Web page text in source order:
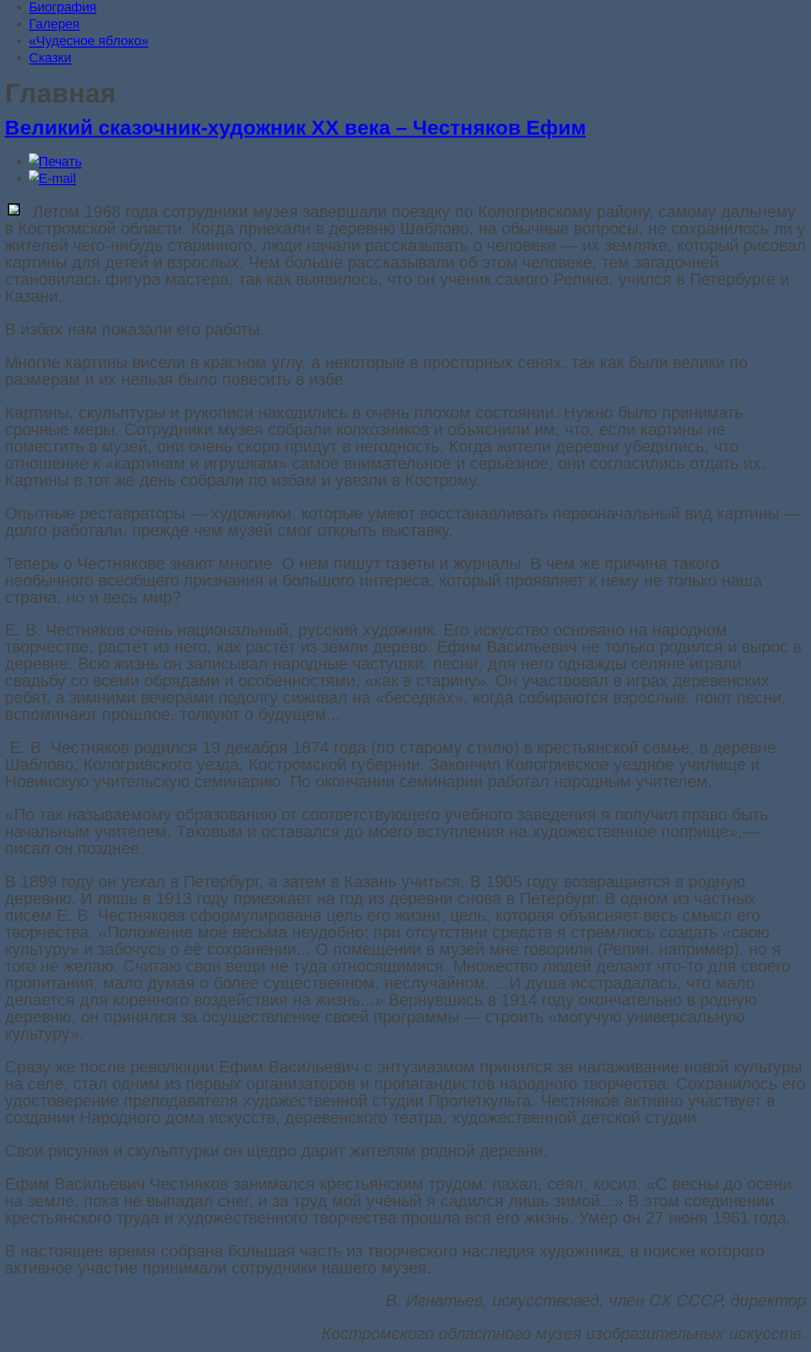
Биография
Галерея
«Чудесное яблоко»
Сказки
Главная
Великий сказочник-художник ХХ века – Честняков Ефим
Летом 1968 года сотрудники музея завершали поездку по Кологривскому району, самому дальнему
в Костромской области. Когда приехали в деревню Шаблово, на обычные вопросы, не сохранилось ли у
жителей чего-нибудь старинного, люди начали рассказывать о человеке — их земляке, который рисовал
картины для детей и взрослых. Чем больше рассказывали об этом человеке, тем загадочней
становилась фигура мастера, так как выявилось, что он ученик самого Репина, учился в Петербурге и
Казани.
В избах нам показали его работы.
Многие картины висели в красном углу, а некоторые в просторных сенях, так как были велики по
размерам и их нельзя было повесить в избе.
Картины, скульптуры и рукописи находились в очень плохом состоянии. Нужно было принимать
срочные меры. Сотрудники музея собрали колхозников и объяснили им, что, если картины не
поместить в музей, они очень скоро придут в негодность. Когда жители деревни убедились, что
отношение к «картинам и игрушкам» самое внимательное и серьёзное, они согласились отдать их.
Картины в тот же день собрали по избам и увезли в Кострому.
Опытные реставраторы — художники, которые умеют восстанавливать первоначальный вид картины —
долго работали, прежде чем музей смог открыть выставку.
Теперь о Честнякове знают многие. О нём пишут газеты и журналы. В чём же причина такого
необычного всеобщего признания и большого интереса, который проявляет к нему не только наша
страна, но и весь мир?
Е. В. Честняков очень национальный, русский художник. Его искусство основано на народном
творчестве, растёт из него, как растёт из земли дерево. Ефим Васильевич не только родился и вырос в
деревне. Всю жизнь он записывал народные частушки, песни, для него однажды селяне играли
свадьбу со всеми обрядами и особенностями, «как в старину». Он участвовал в играх деревенских
ребят, а зимними вечерами подолгу сиживал на «беседках», когда собираются взрослые, поют песни,
вспоминают прошлое, толкуют о будущем...
Е. В. Честняков родился 19 декабря 1874 года (по старому стилю) в крестьянской семье, в деревне
Шаблово, Кологривского уезда, Костромской губернии. Закончил Кологривское уездное училище и
Новинскую учительскую семинарию. По окончании семинарии работал народным учителем.
«По так называемому образованию от соответствующего учебного заведения я получил право быть
начальным учителем. Таковым и оставался до моего вступления на художественное поприще»,—
писал он позднее.
В 1899 году он уехал в Петербург, а затем в Казань учиться. В 1905 году возвращается в родную
деревню. И лишь в 1913 году приезжает на год из деревни снова в Петербург. В одном из частных
писем Е. В. Честнякова сформулирована цель его жизни, цель, которая объясняет весь смысл его
творчества. «Положение моё весьма неудобно: при отсутствии средств я стремлюсь создать «свою
культуру» и забочусь о её сохранении... О помещении в музей мне говорили (Репин, например), но я
того не желаю. Считаю свои вещи не туда относящимися. Множество людей делают что-то для своего
пропитания, мало думая о более существенном, неслучайном. ...И душа исстрадалась, что мало
делается для коренного воздействия на жизнь...» Вернувшись в 1914 году окончательно в родную
деревню, он принялся за осуществление своей программы — строить «могучую универсальную
культуру».
Сразу же после революции Ефим Васильевич с энтузиазмом принялся за налаживание новой культуры
на селе, стал одним из первых организаторов и пропагандистов народного творчества. Сохранилось его
удостоверение преподавателя художественной студии Пролеткульта. Честняков активно участвует в
создании Народного дома искусств, деревенского театра, художественной детской студии.
Свои рисунки и скульптурки он щедро дарит жителям родной деревни.
Ефим Васильевич Честняков занимался крестьянским трудом: пахал, сеял, косил. «С весны до осени
на земле, пока не выпадал снег, и за труд мой учёный я садился лишь зимой...» В этом соединении
крестьянского труда и художественного творчества прошла вся его жизнь. Умер он 27 июня 1961 года.
В настоящее время собрана большая часть из творческого наследия художника, в поиске которого
активное участие принимали сотрудники нашего музея.
В. Игнатьев, искусствовед, член СХ СССР, директор
Костромского областного музея изобразительных искусств.